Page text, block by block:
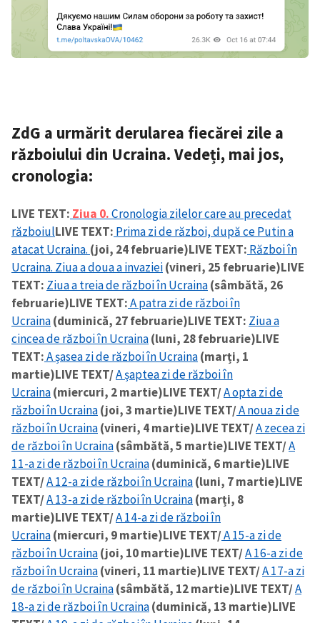
ZdG a urmărit derularea fiecărei zile a
războiului din Ucraina. Vedeți, mai jos,
cronologia:
LIVE TEXT: Ziua 0.Cronologia zilelor care au precedat
războiulLIVE TEXT: Prima zi de război, după ce Putin a
atacat Ucraina. (joi, 24 februarie)LIVE TEXT: Război în
Ucraina. Ziua a doua a invaziei(vineri, 25 februarie)LIVE
TEXT: Ziua a treia de război în Ucraina(sâmbătă, 26
februarie)LIVE TEXT:A patra zi de război în
Ucraina(duminică, 27 februarie)LIVE TEXT: Ziua a
cincea de război în Ucraina(luni, 28 februarie)LIVE
TEXT:A șasea zi de război în Ucraina(marți, 1
martie)LIVE TEXT/A șaptea zi de război în
Ucraina(miercuri, 2 martie)LIVE TEXT/A opta zi de
război în Ucraina(joi, 3 martie)LIVE TEXT/A noua zi de
război în Ucraina(vineri, 4 martie)LIVE TEXT/A zecea zi
de război în Ucraina(sâmbătă, 5 martie)LIVE TEXT/A
11-a zi de război în Ucraina(duminică, 6 martie)LIVE
TEXT/A 12-a zi de război în Ucraina(luni, 7 martie)LIVE
TEXT/A 13-a zi de război în Ucraina(marți, 8
martie)LIVE TEXT/A 14-a zi de război în
Ucraina(miercuri, 9 martie)LIVE TEXT/A 15-a zi de
război în Ucraina(joi, 10 martie)LIVE TEXT/A 16-a zi de
război în Ucraina(vineri, 11 martie)LIVE TEXT/A 17-a zi
de război în Ucraina(sâmbătă, 12 martie)LIVE TEXT/A
18-a zi de război în Ucraina(duminică, 13 martie)LIVE
ȘTIREA MEA
Titlu știre
+ Adaugă titlu
Fotografie
+ Încarcă imagine
Link media
+ Link media
Mesajul știrei
+ Mesajul știrei